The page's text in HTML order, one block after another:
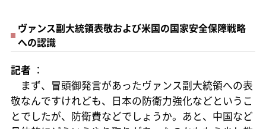
ヴァンス副大統領表敬および米国の国家安全保障戦略
への認識
記者 ：
まず、冒頭御発言があったヴァンス副大統領への表
敬なんですけれども、日本の防衛力強化などというこ
とでしたが、防衛費などでしょうか。あと、中国など